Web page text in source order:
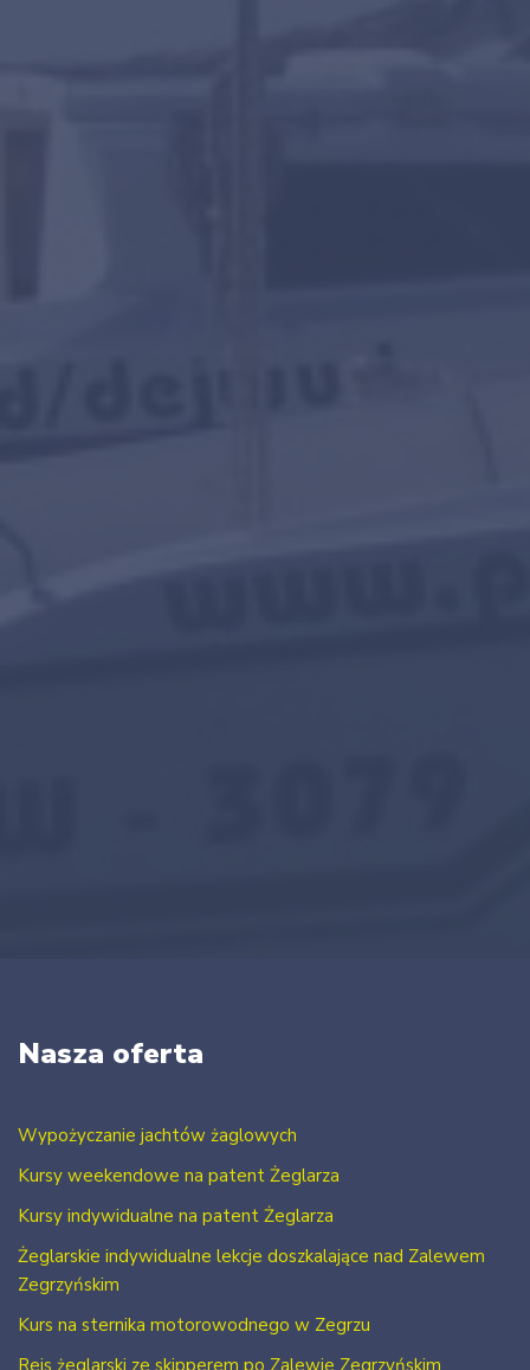
Nasza oferta
Wypożyczanie jachtów żaglowych
Kursy weekendowe na patent Żeglarza
Kursy indywidualne na patent Żeglarza
Żeglarskie indywidualne lekcje doszkalające nad Zalewem
Zegrzyńskim
Kurs na sternika motorowodnego w Zegrzu
Rejs żeglarski ze skipperem po Zalewie Zegrzyńskim